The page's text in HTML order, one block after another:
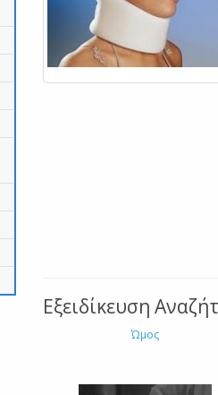
Εξειδίκευση
Ώμος